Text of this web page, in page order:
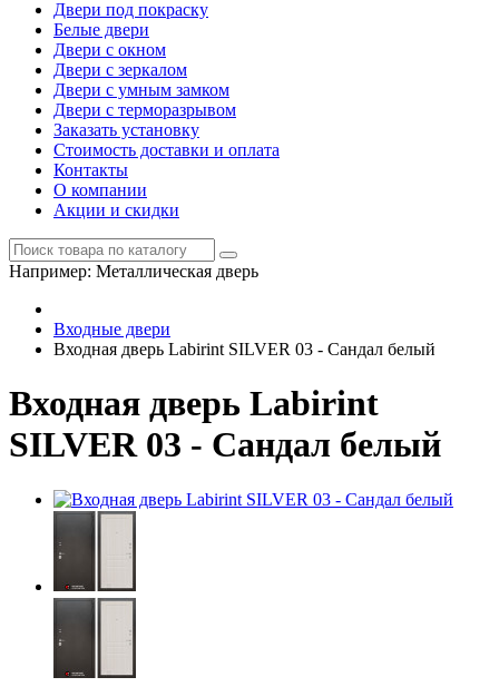
Двери под покраску
Белые двери
Двери с окном
Двери с зеркалом
Двери с умным замком
Двери с терморазрывом
Заказать установку
Стоимость доставки и оплата
Контакты
О компании
Акции и скидки
Например: Металлическая дверь
Входные двери
Входная дверь Labirint SILVER 03 - Сандал белый
Входная дверь Labirint
SILVER 03 - Сандал белый